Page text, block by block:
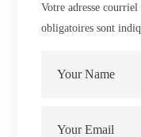
Votre adresse courriel
obligatoires sont